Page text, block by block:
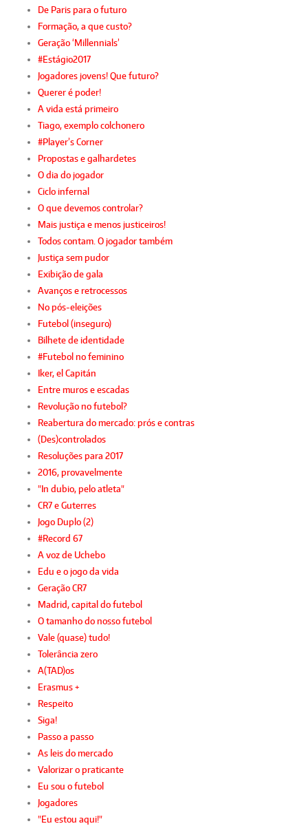
De Paris para o futuro
Formação, a que custo?
Geração ‘Millennials’
#Estágio2017
Jogadores jovens! Que futuro?
Querer é poder!
A vida está primeiro
Tiago, exemplo colchonero
#Player’s Corner
Propostas e galhardetes
O dia do jogador
Ciclo infernal
O que devemos controlar?
Mais justiça e menos justiceiros!
Todos contam. O jogador também
Justiça sem pudor
Exibição de gala
Avanços e retrocessos
No pós-eleições
Futebol (inseguro)
Bilhete de identidade
#Futebol no feminino
Iker, el Capitán
Entre muros e escadas
Revolução no futebol?
Reabertura do mercado: prós e contras
(Des)controlados
Resoluções para 2017
2016, provavelmente
"In dubio, pelo atleta"
CR7 e Guterres
Jogo Duplo (2)
#Record 67
A voz de Uchebo
Edu e o jogo da vida
Geração CR7
Madrid, capital do futebol
O tamanho do nosso futebol
Vale (quase) tudo!
Tolerância zero
A(TAD)os
Erasmus +
Respeito
Siga!
Passo a passo
As leis do mercado
Valorizar o praticante
Eu sou o futebol
Jogadores
"Eu estou aqui!"